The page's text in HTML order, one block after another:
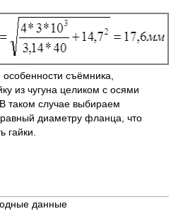
съёмника,
из чугуна целиком с осями
таком случае выбираем
диаметру фланца, что
гайки.
данные